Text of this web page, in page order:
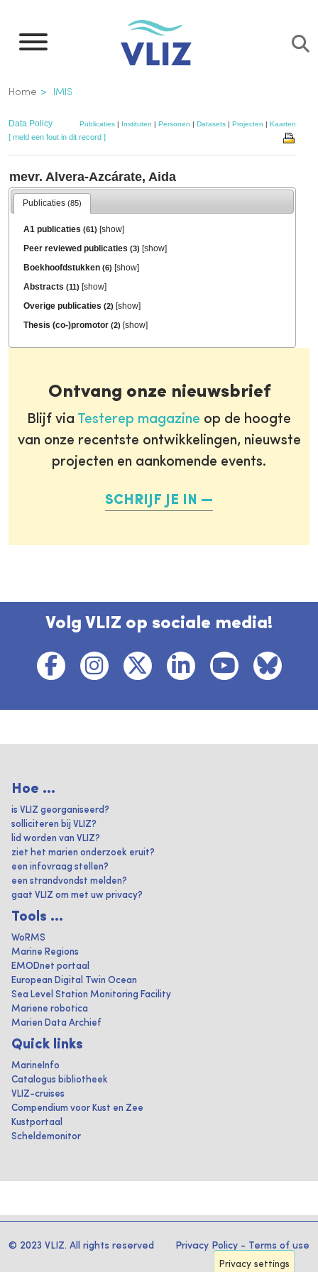
naar
inhoud
gaan
Kruimelpad
Home IMIS
Data Policy Publicaties | Instituten | Personen | Datasets | Projecten | Kaarten
[ meld een fout in dit record ]
mevr. Alvera-Azcárate, Aida
Publicaties (85)
A1 publicaties(61) [show]
Peer reviewed publicaties(3) [show]
Boekhoofdstukken(6) [show]
Abstracts(11) [show]
Overige publicaties(2) [show]
Thesis (co-)promotor(2) [show]
Ontvang onze nieuwsbrief
Blijf via Testerep magazine op de hoogte
van onze recentste ontwikkelingen, nieuwste
projecten en aankomende events.
SCHRIJF JE IN
Volg VLIZ op sociale media!
Hoe ...
is VLIZ georganiseerd?
solliciteren bij VLIZ?
lid worden van VLIZ?
ziet het marien onderzoek eruit?
een infovraag stellen?
een strandvondst melden?
gaat VLIZ om met uw privacy?
Tools ...
WoRMS
Marine Regions
EMODnet portaal
European Digital Twin Ocean
Sea Level Station Monitoring Facility
Mariene robotica
Marien Data Archief
Quick links
MarineInfo
Catalogus bibliotheek
VLIZ-cruises
Compendium voor Kust en Zee
Kustportaal
Scheldemonitor
© 2023 VLIZ. All rights reserved Privacy Policy - Terms of use
Privacy settings